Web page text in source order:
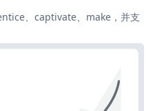
、captivate、make，并支